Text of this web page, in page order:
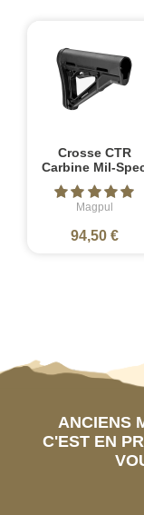
Crosse CTR
Carbine Mil-
Magpul
94,50 €
ANCIENS
C'EST EN